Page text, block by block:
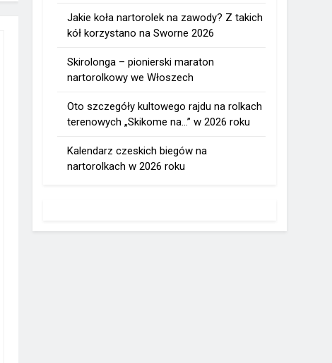
Jakie koła nartorolek na zawody? Z takich
kół korzystano na Sworne 2026
Skirolonga – pionierski maraton
nartorolkowy we Włoszech
Oto szczegóły kultowego rajdu na rolkach
terenowych „Skikome na…” w 2026 roku
Kalendarz czeskich biegów na
nartorolkach w 2026 roku